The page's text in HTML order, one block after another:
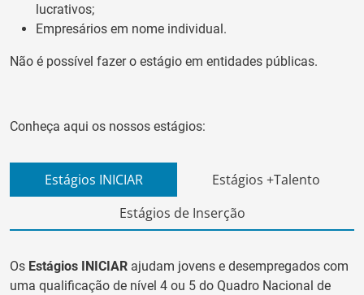
lucrativos;
Empresários em nome individual.
Não é possível fazer o estágio em entidades públicas.
Conheça aqui os nossos estágios:
Estágios INICIAR
Estágios +Talento
Estágios de Inserção
Os Estágios INICIAR ajudam jovens e desempregados com
uma qualificação de nível 4 ou 5 do Quadro Nacional de